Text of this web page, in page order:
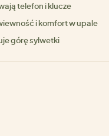
telefon i klucze
i komfort w upale
górę sylwetki